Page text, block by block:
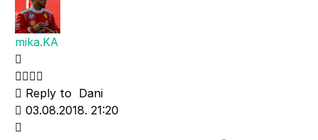
mika.KA
Reply to Dani
03.08.2018. 21:20